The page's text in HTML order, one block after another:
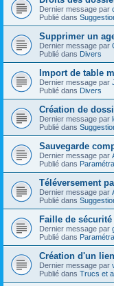
Dernier message par
Publié dans
Supprimer un
Dernier message par
Publié dans Divers
Import de table
Dernier message par
Publié dans Divers
Création de
Dernier message par
Publié dans
Sauvegarde
Dernier message par
Publié dans
Téléversement
Dernier message par
Publié dans
Faille de sécurité
Dernier message par
Publié dans
Création d'un
Dernier message par
Publié dans Trucs et